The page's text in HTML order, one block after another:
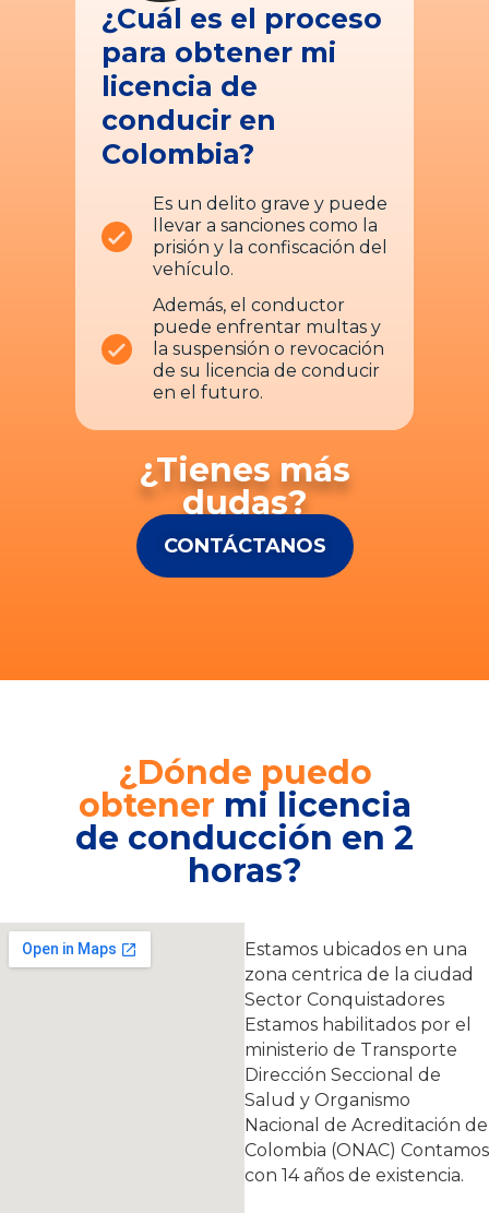
¿Cuál es el proceso
para obtener mi
licencia de
conducir en
Colombia?
Es un delito grave y puede
llevar a sanciones como la
prisión y la confiscación del
vehículo.
Además, el conductor
puede enfrentar multas y
la suspensión o revocación
de su licencia de conducir
en el futuro.
¿Tienes más
dudas?
CONTÁCTANOS
¿Dónde puedo
obtener mi licencia
de conducción en 2
horas?
Estamos ubicados en una
zona centrica de la ciudad
Sector Conquistadores
Estamos habilitados por el
ministerio de Transporte
Dirección Seccional de
Salud y Organismo
Nacional de Acreditación de
Colombia (ONAC) Contamos
con 14 años de existencia.